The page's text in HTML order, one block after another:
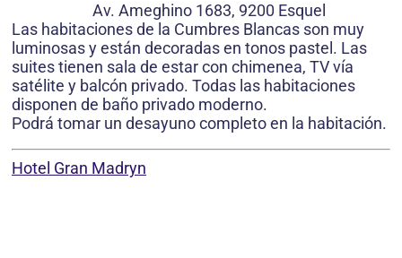
Av. Ameghino 1683, 9200 Esquel
Las habitaciones de la Cumbres Blancas son muy
luminosas y están decoradas en tonos pastel. Las
suites tienen sala de estar con chimenea, TV vía
satélite y balcón privado. Todas las habitaciones
disponen de baño privado moderno.
Podrá tomar un desayuno completo en la habitación.
Hotel Gran Madryn